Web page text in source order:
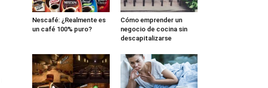
Nescafé: ¿Realmente es
un café 100% puro?
Cómo emprender un
negocio de cocina sin
descapitalizarse